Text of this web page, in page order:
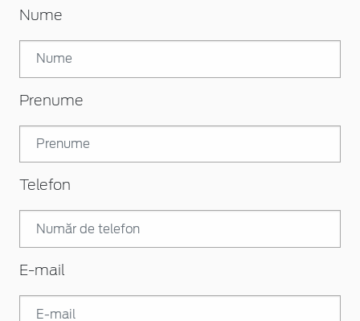
Nume
Prenume
Telefon
E-mail